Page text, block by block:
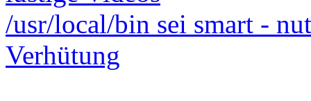
/usr/local/bin sei smart -
Verhütung